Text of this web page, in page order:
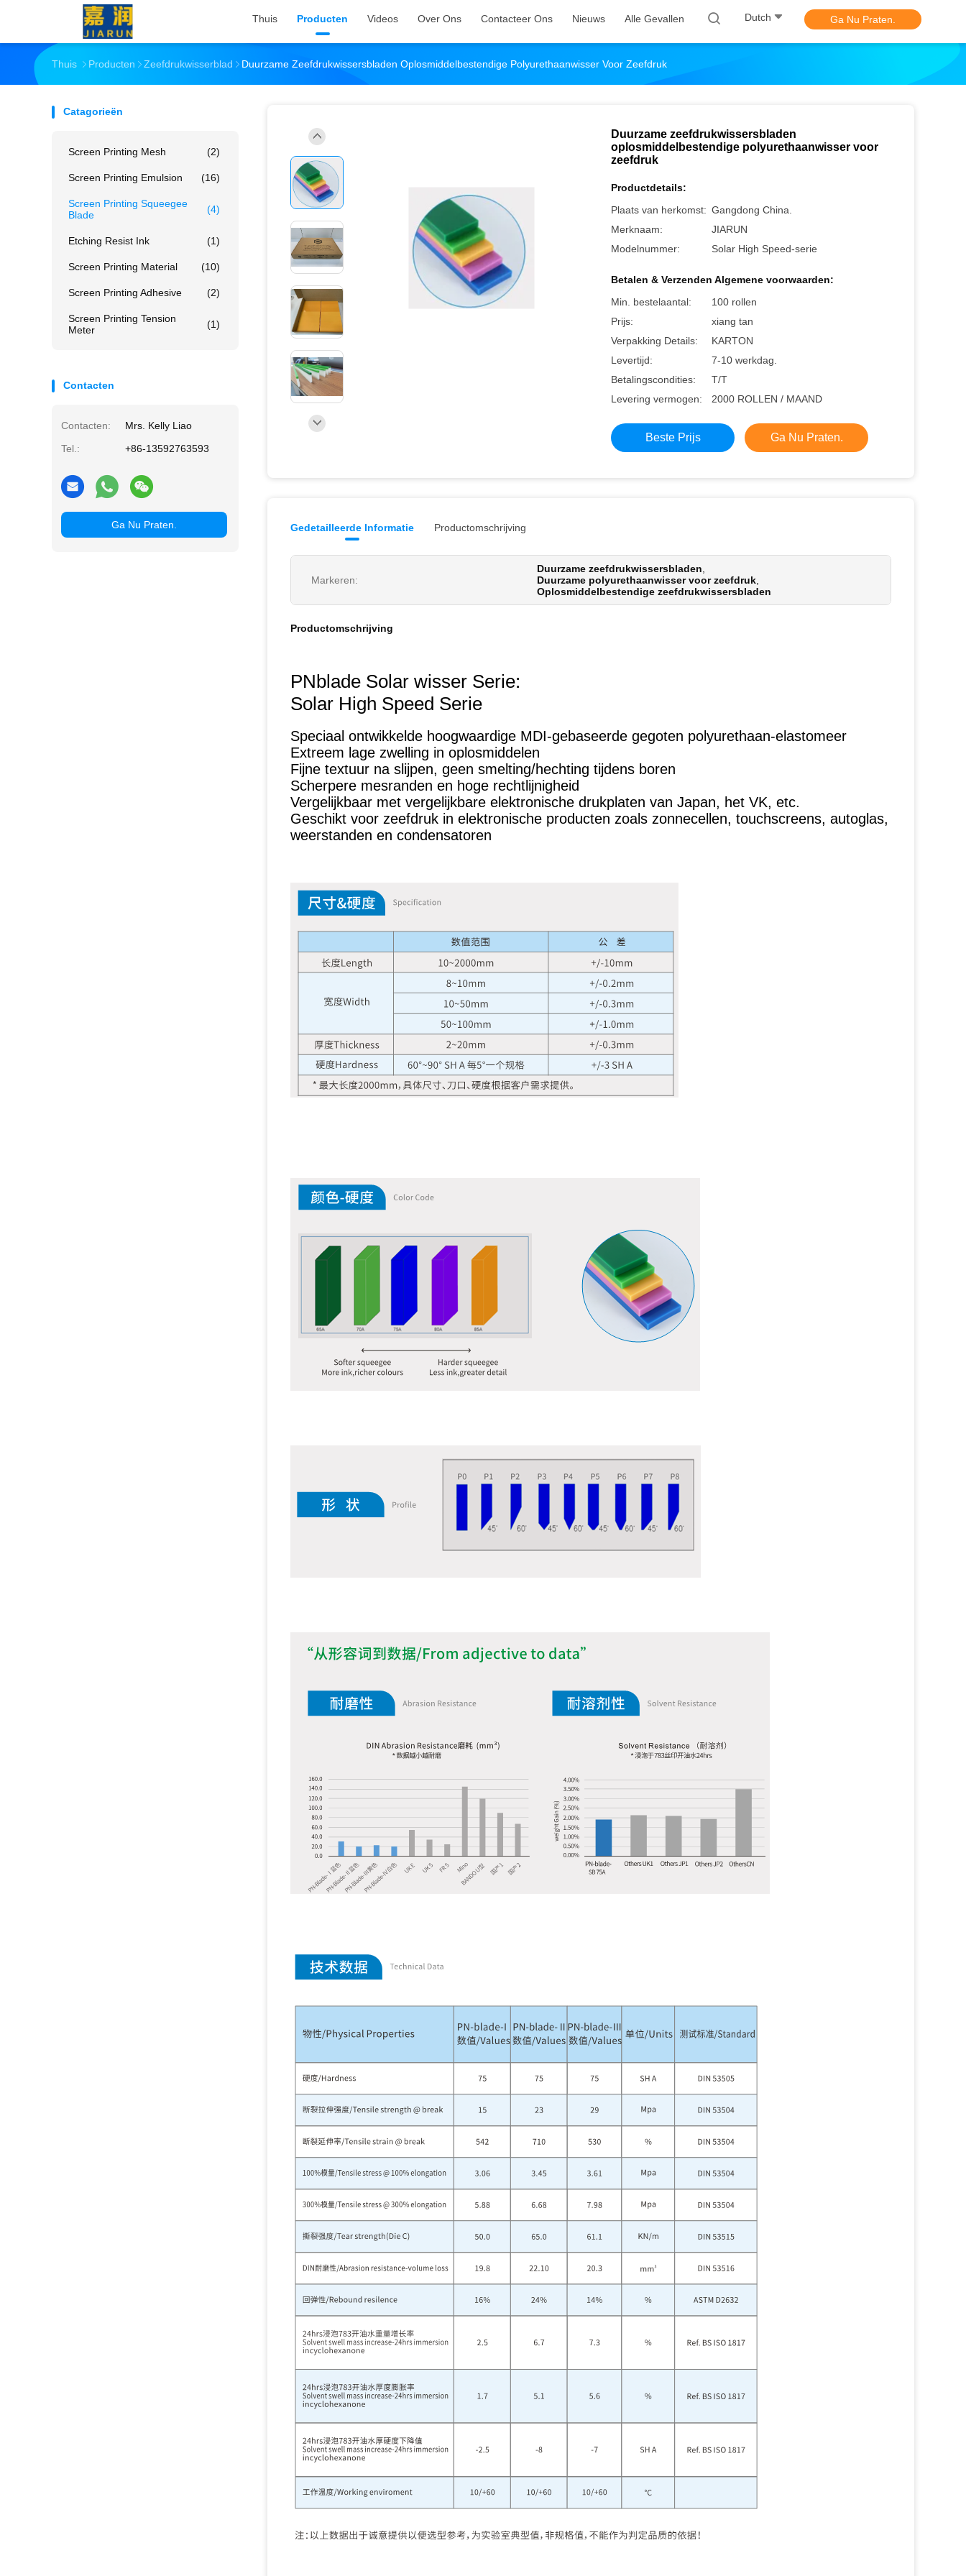
Thuis Producten Videos Over Ons Contacteer Ons Nieuws Alle Gevallen Dutch Ga Nu Praten.
Thuis Producten Zeefdrukwisserblad Duurzame Zeefdrukwissersbladen Oplosmiddelbestendige Polyurethaanwisser Voor Zeefdruk
Catagorieën
Screen Printing Mesh (2)
Screen Printing Emulsion (16)
Screen Printing Squeegee
Blade
(4)
Etching Resist Ink (1)
Screen Printing Material (10)
Screen Printing Adhesive (2)
Screen Printing Tension
Meter
(1)
Contacten
Contacten:
Mrs. Kelly Liao
Tel.:
+86-13592763593
Ga Nu Praten.
Duurzame zeefdrukwissersbladen
oplosmiddelbestendige polyurethaanwisser voor
zeefdruk
Productdetails:
Plaats van herkomst: Gangdong China.
Merknaam:
JIARUN
Modelnummer:
Solar High Speed-serie
Betalen & Verzenden Algemene voorwaarden:
Min. bestelaantal:
100 rollen
Prijs:
xiang tan
Verpakking Details:
KARTON
Levertijd:
7-10 werkdag.
Betalingscondities:
T/T
Levering vermogen:
2000 ROLLEN / MAAND
Beste Prijs Ga Nu Praten.
Gedetailleerde Informatie Productomschrijving
Markeren:
Duurzame zeefdrukwissersbladen
Duurzame polyurethaanwisser voor zeefdruk
Oplosmiddelbestendige zeefdrukwissersbladen
Productomschrijving
PNblade Solar wisser Serie:
Solar High Speed Serie
Speciaal ontwikkelde hoogwaardige MDI-gebaseerde gegoten polyurethaan-elastomeer
Extreem lage zwelling in oplosmiddelen
Fijne textuur na slijpen, geen smelting/hechting tijdens boren
Scherpere mesranden en hoge rechtlijnigheid
Vergelijkbaar met vergelijkbare elektronische drukplaten van Japan, het VK, etc.
Geschikt voor zeefdruk in elektronische producten zoals zonnecellen, touchscreens, autoglas,
weerstanden en condensatoren